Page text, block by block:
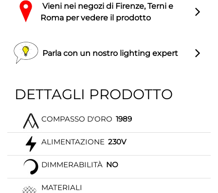
Vieni nei negozi di Firenze, Terni e
Roma per vedere il prodotto
Parla con un nostro lighting expert
DETTAGLI PRODOTTO
COMPASSO D'ORO 1989
ALIMENTAZIONE 230V
DIMMERABILITÀ NO
MATERIALI